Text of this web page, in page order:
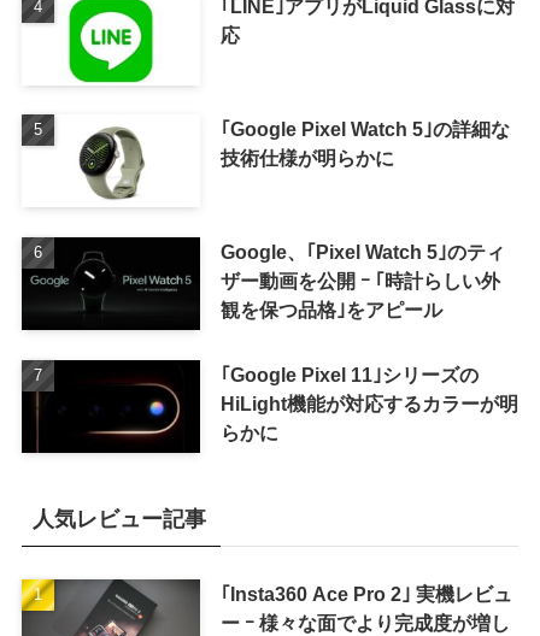
｢LINE｣アプリがLiquid Glassに対
応
｢Google Pixel Watch 5｣の詳細な
技術仕様が明らかに
Google、｢Pixel Watch 5｣のティ
ザー動画を公開 ｰ ｢時計らしい外
観を保つ品格｣をアピール
｢Google Pixel 11｣シリーズの
HiLight機能が対応するカラーが明
らかに
人気レビュー記事
｢Insta360 Ace Pro 2｣ 実機レビュ
ー ｰ 様々な面でより完成度が増し